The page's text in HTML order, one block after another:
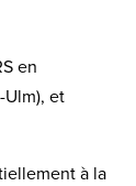
en
Ulm), et
à la